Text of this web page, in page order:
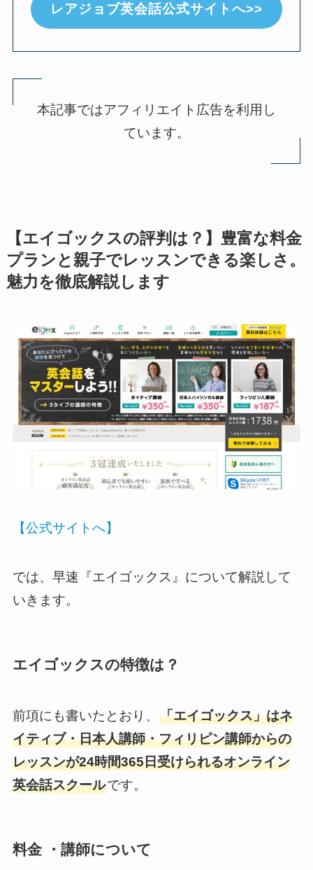
レアジョブ英会話公式サイトへ>>
本記事ではアフィリエイト広告を利用し
ています。
【エイゴックスの評判は？】豊富な料金
プランと親子でレッスンできる楽しさ。
魅力を徹底解説します
【公式サイトへ】
では、早速『エイゴックス』について解説して
いきます。
エイゴックスの特徴は？
前項にも書いたとおり、 「エイゴックス」はネ
イティブ・日本人講師・フィリピン講師からの
レッスンが24時間365日受けられるオンライン
英会話スクールです。
料金 ・講師について